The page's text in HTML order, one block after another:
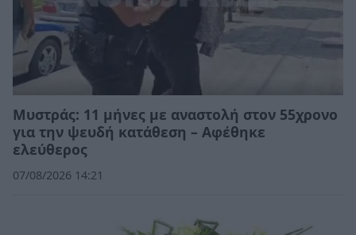
Μυστράς: 11 μήνες με αναστολή στον 55χρονο
για την ψευδή κατάθεση – Αφέθηκε
ελεύθερος
07/08/2026 14:21